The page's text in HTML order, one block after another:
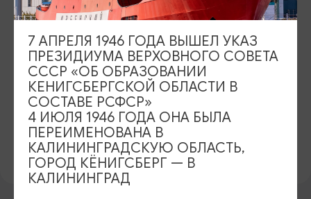
КОНТАКТЫ
+7 (911) 495 25 91Natangen_poisk@mail.ru
САЙТ
ВКонтакте
ПРЕДЛОЖИТЬ ИНФОРМАЦИЮ
7 АПРЕЛЯ 1946 ГОДА ВЫШЕЛ УКАЗ
ПРЕЗИДИУМА ВЕРХОВНОГО СОВЕТА
СССР «ОБ ОБРАЗОВАНИИ
КЕНИГСБЕРГСКОЙ ОБЛАСТИ В
СОСТАВЕ РСФСР»
4 ИЮЛЯ 1946 ГОДА ОНА БЫЛА
ПЕРЕИМЕНОВАНА В
КАЛИНИНГРАДСКУЮ ОБЛАСТЬ,
ГОРОД КЁНИГСБЕРГ — В
КАЛИНИНГРАД